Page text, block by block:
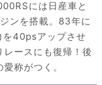
には日産車と
ンを搭載。83年に
を40psアップさせ
レースにも復帰！後
称がつく。